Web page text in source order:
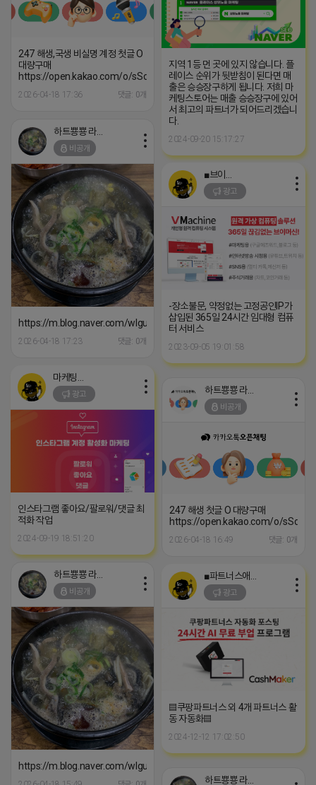
247 해생,국생 비실명 계정 첫글 O
대량구매
https://open.kakao.com/o/sSdxSLTg
2026-04-18 17:36 댓글: 0개
지역 1등 먼 곳에 있지 않습니다. 플
레이스 순위가 뒷받침이 된다면 매
출은 승승장구하게 됩니다. 저희 마
케팅스토어는 매출 승승장구에 있어
서 최고의 파트너가 되어드리겠습니
다.
2024-09-20 15:17:27
하트뿅뿅 라이언
비공개
https://m.blog.naver.com/wlgus1647/224253846149
2026-04-18 17:23 댓글: 0개
광고
-장소불문, 약정없는 고정공인IP가
삽입된 365일 24시간 임대형 컴퓨
터 서비스
2023-09-05 19:01:58
광고
인스타그램 좋아요/팔로워/댓글 최
적화 작업
2024-09-19 18:51:20
하트뿅뿅 라이언
비공개
247 해생 첫글 O 대량구매
https://open.kakao.com/o/
2026-04-18 16:49 댓글: 0개
하트뿅뿅 라이언
비공개
https://m.blog.naver.com/wlgus1647/224253846149
광고
▤쿠팡파트너스 외 4개 파트너스 활
동 자동화▤
2024-12-12 17:02:50
하트뿅뿅 라이언